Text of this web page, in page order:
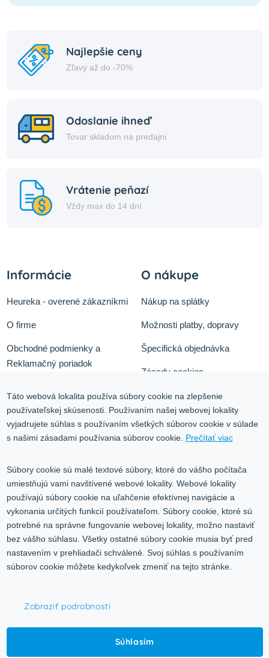
Najlepšie ceny
Zľavy až do -70%
Odoslanie ihneď
Tovar skladom na predajni
Vrátenie peňazí
Vždy max do 14 dní
Informácie
Heureka - overené zákazníkmi
O firme
Obchodné podmienky a
Reklamačný poriadok
Služby
Kontakt
O nákupe
Nákup na splátky
Možnosti platby, dopravy
Špecifická objednávka
Zásady cookies
Ochrana osobných údajov
Blog
Kontakt
Volgogradská 9, 08001 Prešov
0917 353 303
predajna@inco-ag.sk
© 2015-2026,INCO - AG, s.r.o.
Upraviť nastavenia Cookies
Táto webová lokalita používa súbory cookie na zlepšenie
používateľskej skúsenosti. Používaním našej webovej lokality
vyjadrujete súhlas s používaním všetkých súborov cookie v súlade
s našimi zásadami používania súborov cookie. Prečítať viac
Súbory cookie sú malé textové súbory, ktoré do vášho počítača
umiestňujú vami navštívené webové lokality. Webové lokality
používajú súbory cookie na uľahčenie efektívnej navigácie a
vykonania určitých funkcií používateľom. Súbory cookie, ktoré sú
potrebné na správne fungovanie webovej lokality, možno nastaviť
bez vášho súhlasu. Všetky ostatné súbory cookie musia byť pred
nastavením v prehliadači schválené. Svoj súhlas s používaním
súborov cookie môžete kedykoľvek zmeniť na tejto stránke.
Zobraziť podrobnosti
Súhlasím